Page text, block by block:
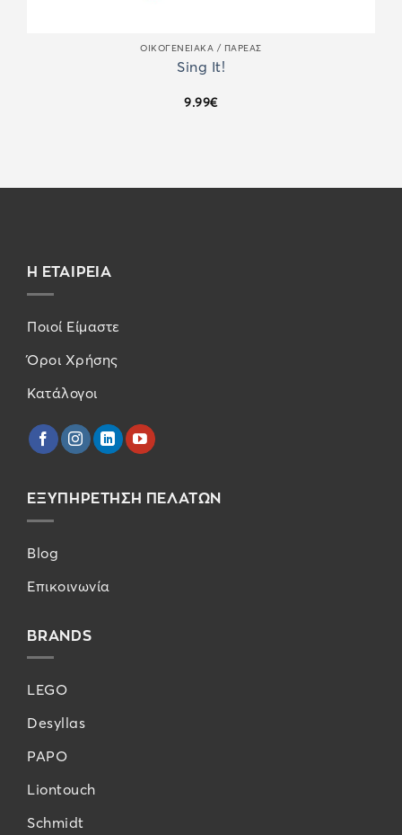
ΟΙΚΟΓΕΝΕΙΑΚΆ / ΠΑΡΈΑΣ
Sing It!
9.99€
Η ΕΤΑΙΡΕΙΑ
Ποιοί Είμαστε
Όροι Χρήσης
Κατάλογοι
ΕΞΥΠΗΡΕΤΗΣΗ ΠΕΛΑΤΩΝ
Blog
Επικοινωνία
BRANDS
LEGO
Desyllas
PAPO
Liontouch
Schmidt